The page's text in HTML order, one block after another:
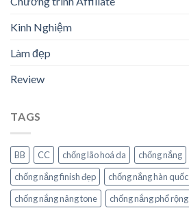
Kinh Nghiệm
Làm đẹp
Review
TAGS
BB CC chống lão hoá da chống nắng
chống nắng finish đẹp
chống nắng hàn quốc
chống nắng nâng tone
chống nắng phổ rộng